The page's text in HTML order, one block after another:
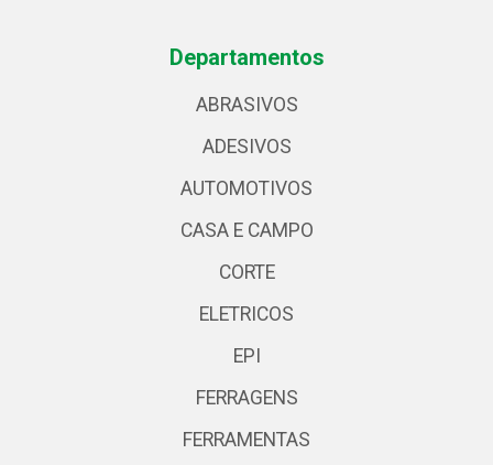
Departamentos
ABRASIVOS
ADESIVOS
AUTOMOTIVOS
CASA E CAMPO
CORTE
ELETRICOS
EPI
FERRAGENS
FERRAMENTAS